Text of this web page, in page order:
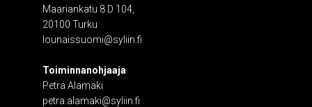
Maariankatu 8 D 104,
20100 Turku
lounaissuomi@syliin.fi
Toiminnanohjaaja
Petra Alamäki
petra.alamaki@syliin.fi